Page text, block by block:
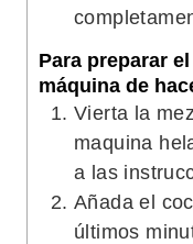
Para preparar
máquina de
Vierta la
maquina
a las
Añada el
últimos